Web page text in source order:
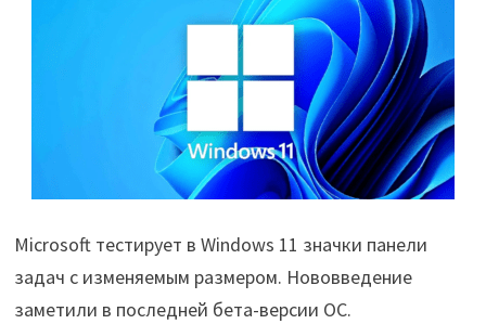
Microsoft тестирует в Windows 11 значки панели
задач с изменяемым размером. Нововведение
заметили в последней бета-версии ОС.